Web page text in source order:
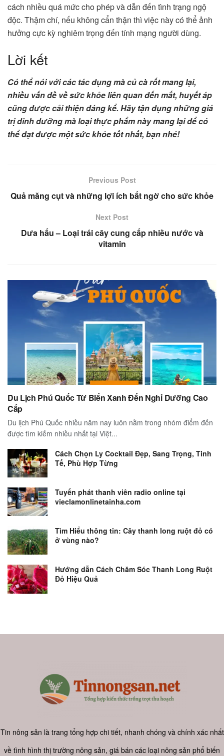
cách nhiều quá mức cho phép và dẫn đến tình trạng ngộ
độc. Thậm chí, nếu không cẩn thận thì việc này có thể ảnh
hưởng cực kỳ nghiêm trọng đến tính mạng người dùng.
Lời kết
Có thể nói với các tác dụng mà củ cà rốt mang lại,
nhiều vấn đề về sức khỏe liên quan đến mắt, huyết áp
cũng được cải thiện đáng kể. Hãy tận dụng những giá
trị dinh dưỡng mà loại thực phẩm này mang lại để có
thể đạt được một sức khỏe tốt nhất, bạn nhé!
Previous Post
Quả măng cụt và những lợi ích bất ngờ cho sức khỏe
Next Post
Dưa hấu – Loại trái cây cung cấp nhiều nước và
vitamin
Du Lịch Phú Quốc Từ Biển Xanh Đến Nghỉ Dưỡng Cao
Cấp
Du lịch Phú Quốc nhiều năm nay luôn nằm trong nhóm điểm đến
được tìm kiếm nhiều nhất tại Việt...
Cách Chọn Ly Cocktail Đẹp, Sang Trọng, Tinh
Tế, Phù Hợp Từng
Tuyển phát thanh viên radio online tại
vieclamonlinetainha.com
Tìm Hiểu thông tin: Cây thanh long ruột đỏ có
ở vùng nào?
Hướng dẫn Cách Chăm Sóc Thanh Long Ruột
Đỏ Hiệu Quả
Tin nông sản là trang tổng hợp chi tiết, nhanh chóng và chính xác nhất
về tình hình thị trường nông sản, giá bán các loại nông sản phổ biến